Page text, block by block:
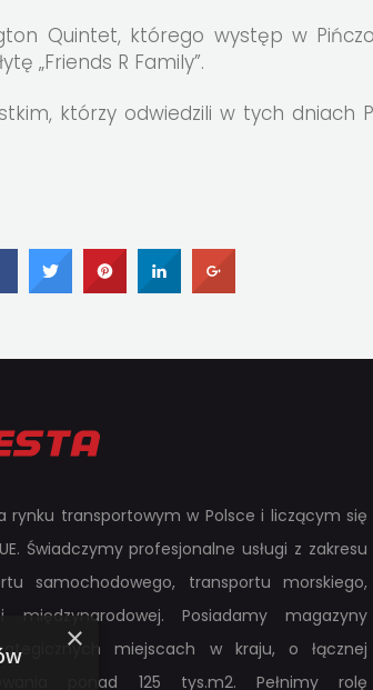
Quintet, którego występ w
„Friends R Family”.
którzy odwiedzili w tych dniach
UDOSTĘPNIJUDOSTĘPNIJUDOSTĘPNIJ
rynku transportowym w Polsce i liczącym się
Świadczymy profesjonalne usługi z zakresu
samochodowego, transportu morskiego,
Posiadamy magazyny
miejscach w kraju, o łącznej
ponad 125 tys.m2. Pełnimy rolę
×